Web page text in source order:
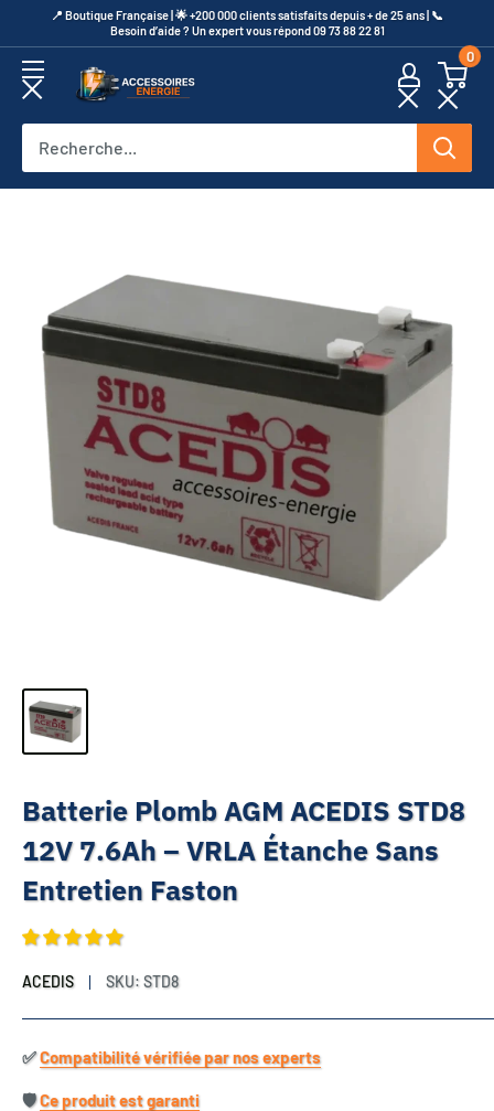
au
contenu
​📍​ Boutique Française | 🌟 +200 000 clients satisfaits depuis + de 25 ans | 📞​
Besoin d’aide ? Un expert vous répond 09 73 88 22 81
Accessoires
0
Batterie Plomb AGM ACEDIS STD8
12V 7.6Ah – VRLA Étanche Sans
Entretien Faston
ACEDIS SKU: STD8
✅​Compatibilité vérifiée par nos experts
🛡️​Ce produit est garanti